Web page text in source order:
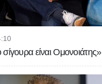
είναι Ομονοιάτης»